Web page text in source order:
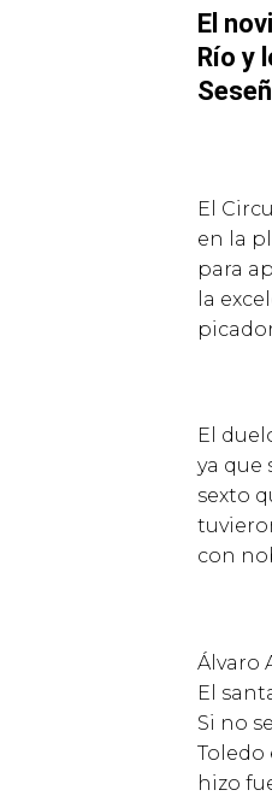
El
Río y
Seseñ
El
en la
para
la
El
ya que
sexto
con
Á lvaro
El
Si no
hizo